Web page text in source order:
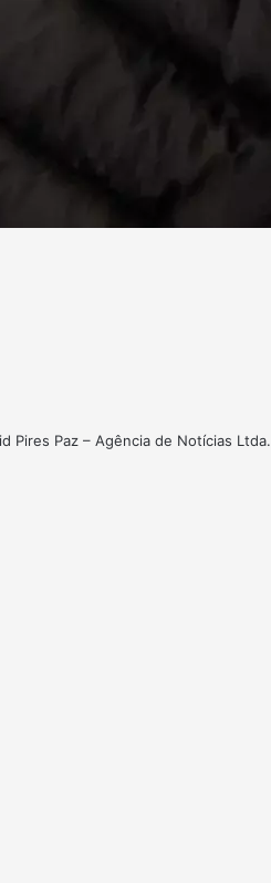
Pires Paz – Agência de Notícias Ltda.